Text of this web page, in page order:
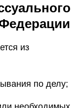
из
по делу;